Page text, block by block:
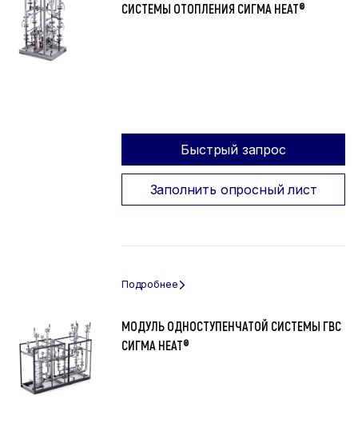
СИСТЕМЫ ОТОПЛЕНИЯ СИГМА HEAT®
Быстрый запрос
Заполнить опросный лист
МОДУЛЬ ОДНОСТУПЕНЧАТОЙ СИСТЕМЫ ГВС
СИГМА HEAT®